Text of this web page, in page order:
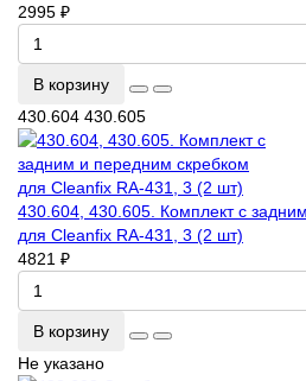
2995 ₽
В корзину
430.604 430.605
430.604, 430.605. Комплект с
для Cleanfix RA-431, 3 (2 шт)
4821 ₽
В корзину
Не указано